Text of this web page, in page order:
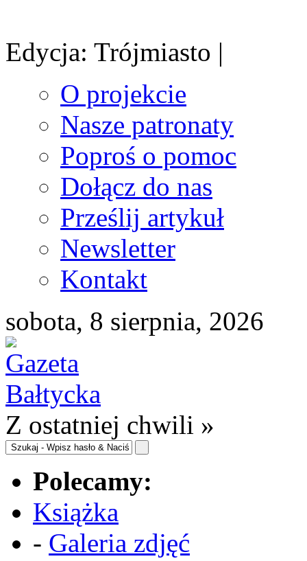
Edycja: Trójmiasto |
O projekcie
Nasze patronaty
Poproś o pomoc
Dołącz do nas
Prześlij artykuł
Newsletter
Kontakt
sobota, 8 sierpnia, 2026
Z ostatniej chwili »
Polecamy:
Książka
- Galeria zdjęć